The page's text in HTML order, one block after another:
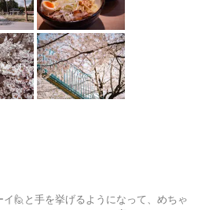
🙋と手を挙げるようになって、めちゃ